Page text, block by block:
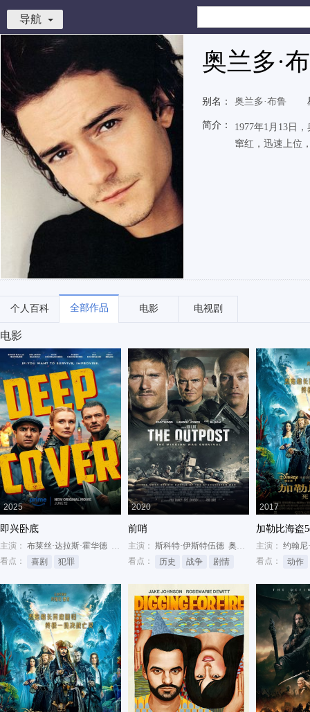
导航
奥兰多·
别名： 奥兰多·布鲁
简介：
1977年1月13日
窜红，迅速上位
个人百科 全部作品 电影 电视剧
电影
2025
即兴卧底
主演： 布莱丝·达拉斯·霍华德 奥兰多·布鲁姆 尼克·穆罕默德
看点：
喜剧 犯罪
2020
前哨
主演： 斯科特·伊斯特伍德 奥兰多·布鲁姆
卡赖
看点：
历史 战争 剧情
2017
加勒比海盗
主演： 约翰尼
看点：
动作